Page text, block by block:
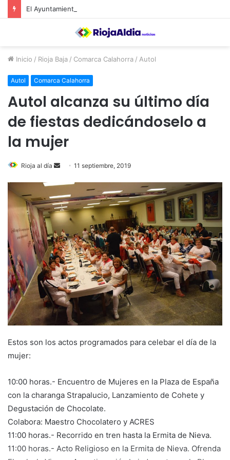
Inicio / Rioja Baja / Comarca Calahorra / Autol
Autol Comarca Calahorra
Autol alcanza su último día
de fiestas dedicándoselo a
la mujer
Rioja al día
d
a
n
e
m
a
i
l
11 septiembre, 2019
Estos son los actos programados para celebar el día de la
mujer:
10:00 horas.- Encuentro de Mujeres en la Plaza de España
con la charanga Strapalucio, Lanzamiento de Cohete y
Degustación de Chocolate.
Colabora: Maestro Chocolatero y ACRES
11:00 horas.- Recorrido en tren hasta la Ermita de Nieva.
11:00 horas.- Acto Religioso en la Ermita de Nieva. Ofrenda